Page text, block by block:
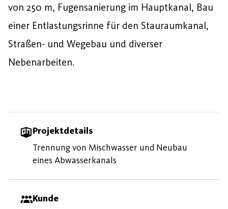
von 250 m, Fugensanierung im Hauptkanal, Bau
einer Entlastungsrinne für den Stauraumkanal,
Straßen- und Wegebau und diverser
Nebenarbeiten.
Projektdetails
Trennung von Mischwasser und Neubau
eines Abwasserkanals
Kunde